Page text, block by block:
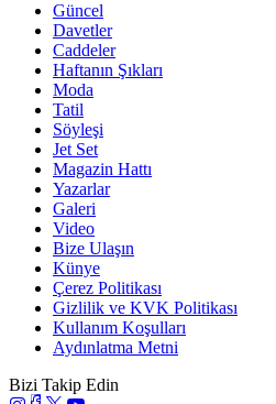
Güncel
Davetler
Caddeler
Haftanın Şıkları
Moda
Tatil
Söyleşi
Jet Set
Magazin Hattı
Yazarlar
Galeri
Video
Bize Ulaşın
Künye
Çerez Politikası
Gizlilik ve KVK Politikası
Kullanım Koşulları
Aydınlatma Metni
Bizi Takip Edin